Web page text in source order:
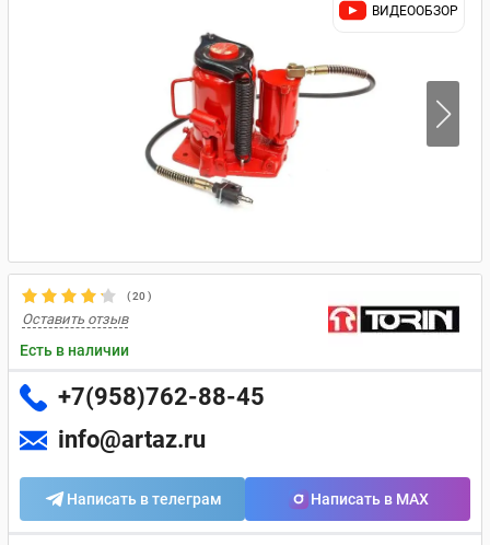
ВИДЕООБЗОР
(20)
Оставить отзыв
Есть в наличии
+7(958)762-88-45
info@artaz.ru
Написать в телеграм Написать в MAX